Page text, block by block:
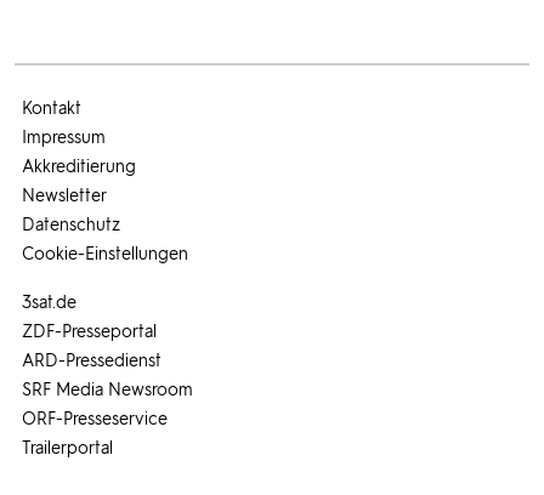
3sat.de
ZDF-Presseportal
ARD-Pressedienst
SRF Media Newsroom
ORF-Presseservice
Trailerportal
Kontakt
Impressum
Akkreditierung
Newsletter
Datenschutz
Cookie-Einstellungen